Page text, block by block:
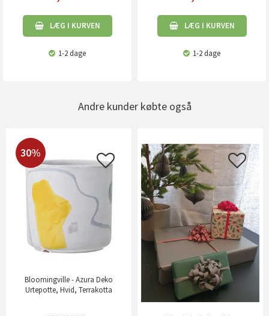
LÆG I KURVEN
1-2 dage
LÆG I KURVEN
1-2 dage
Andre kunder købte også
30%
Bloomingville - Azura Deko
Urtepotte, Hvid, Terrakotta